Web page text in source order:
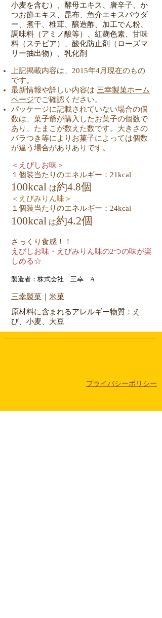
小麦を含む）、酵母エキス、唐辛子、か
つお節エキス、昆布、魚介エキスパウダ
ー、煮干、椎茸、醸造酢、加工でん粉、
調味料（アミノ酸等）、紅麹色素、甘味
料（ステビア）、酸化防止剤（ローズマ
リー抽出物）、乳化剤
上記掲載内容は、2015年4月現在のもの
です。
最新情報や詳しい内容は 三幸製菓ホーム
ページでご確認ください。
パッケージに記載されていない場合の個
数は、菓子爺が購入したお菓子の個数で
あり、たまこが数えた数です。大きさの
バラつき等によりお菓子によっては個数
が違う場合がありありです。
＜えびしお味＞
１個装当たりのエネルギー：21kcal
100kcal は約4.8個
＜えびみりん味＞
１個装当たりのエネルギー：24kcal
100kcal は約4.2個
さっくり食感！！
えびしお味・えびみりん味の2つの味が楽
しめる☆
製造者：株式会社 三幸 A
​三幸製菓 米菓
原材料に含まれるアレルギー物質：え
び、小麦、大豆
​プライバシーポリシー